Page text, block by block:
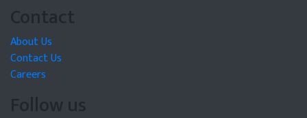
Contact
About Us
Contact Us
Careers
Follow us